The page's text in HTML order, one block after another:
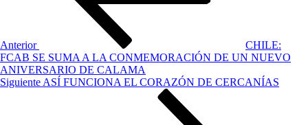
Anterior
CHILE:
FCAB SE SUMA A LA CONMEMORACIÓN DE UN NUEVO
ANIVERSARIO DE CALAMA
Siguiente
Siguiente ASÍ FUNCIONA EL CORAZÓN DE CERCANÍAS